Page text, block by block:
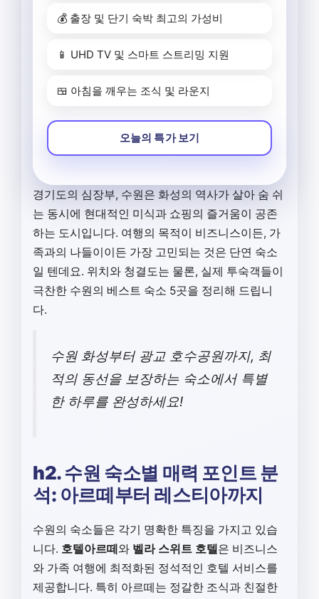
💰 출장 및 단기 숙박 최고의 가성비
📱 UHD TV 및 스마트 스트리밍 지원
🍱 아침을 깨우는 조식 및 라운지
오늘의 특가 보기
경기도의 심장부, 수원은 화성의 역사가 살아 숨 쉬
는 동시에 현대적인 미식과 쇼핑의 즐거움이 공존
하는 도시입니다. 여행의 목적이 비즈니스이든, 가
족과의 나들이이든 가장 고민되는 것은 단연 숙소
일 텐데요. 위치와 청결도는 물론, 실제 투숙객들이
극찬한 수원의 베스트 숙소 5곳을 정리해 드립니
다.
수원 화성부터 광교 호수공원까지, 최
적의 동선을 보장하는 숙소에서 특별
한 하루를 완성하세요!
h2. 수원 숙소별 매력 포인트 분
석: 아르떼부터 레스티아까지
수원의 숙소들은 각기 명확한 특징을 가지고 있습
니다. 호텔아르떼 와 벨라 스위트 호텔 은 비즈니스
와 가족 여행에 최적화된 정석적인 호텔 서비스를
제공합니다. 특히 아르떼는 정갈한 조식과 친절한